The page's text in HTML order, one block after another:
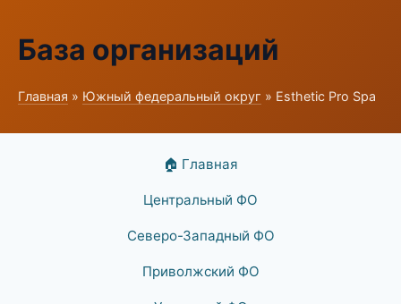
База организаций
Главная » Южный федеральный округ » Esthetic Pro Spa
🏠 Главная
Центральный ФО
Северо-Западный ФО
Приволжский ФО